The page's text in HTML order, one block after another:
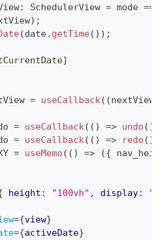
: SchedulerView = mode ===
) ;
(date. getTime( ) ) ;
]
= useCallback( (nextView
= useCallback( ( ) => undo ( )
= useCallback( ( ) => redo ( )
= useMemo ( ( ) => ({
height : "100vh" , display:
={view}
={activeDate}